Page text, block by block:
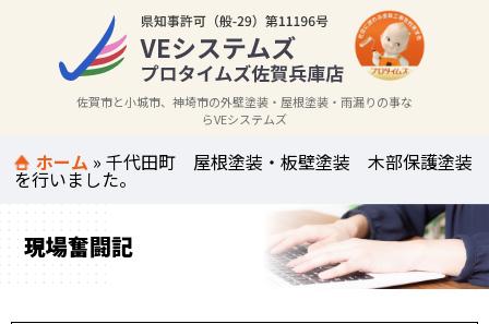
佐賀市と小城市、神埼市の外壁塗装・屋根塗装・雨漏りの事な
らVEシステムズ
ホーム »千代田町 屋根塗装・板壁塗装 木部保護塗装
を行いました。
現場奮闘記